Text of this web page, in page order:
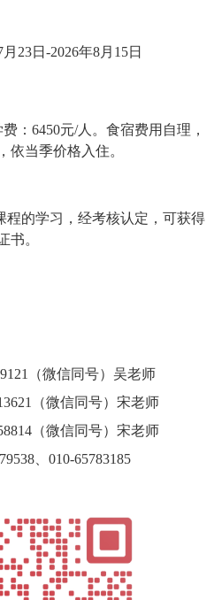
月23日-2026年8月15日
： 6450元/人。食宿费用自理，
依当季价格入住。
程的学习，经考核认定，可获得
书。
（微信同号） 吴老师
（微信同号） 宋老师
（微信同号） 宋老师
、 010-65783185